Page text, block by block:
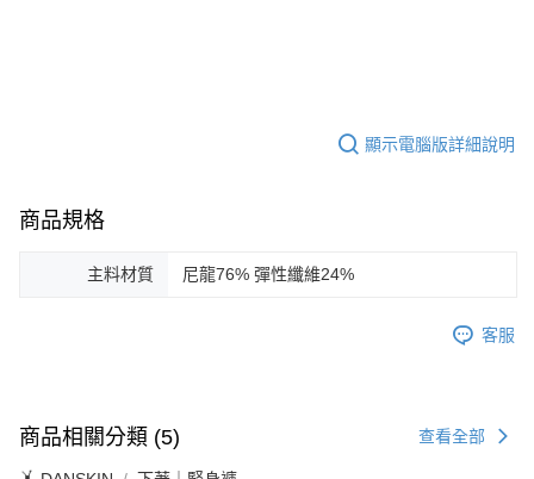
顯示電腦版詳細說明
商品規格
主料材質 尼龍76% 彈性纖維24%
客服
商品相關分類 (5) 查看全部